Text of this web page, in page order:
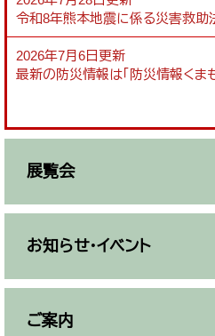
令和8年熊本地震に係る災害救助
2026年7月6日更新
最新の防災情報は「防災情報くま
展覧会
お知らせ・イベント
ご案内